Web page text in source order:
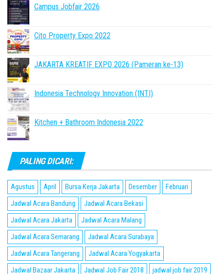
Campus Jobfair 2026
Cito Property Expo 2022
JAKARTA KREATIF EXPO 2026 (Pameran ke-13)
Indonesia Technology Innovation (INTI)
Kitchen + Bathroom Indonesia 2022
PALING DICARI:
Agustus April Bursa Kerja Jakarta Desember
Februari
Jadwal Acara Bandung
Jadwal Acara Bekasi
Jadwal Acara Jakarta
Jadwal Acara Malang
Jadwal Acara Semarang
Jadwal Acara Surabaya
Jadwal Acara Tangerang
Jadwal Acara Yogyakarta
Jadwal Bazaar Jakarta
Jadwal Job Fair 2018
jadwal job fair 2019